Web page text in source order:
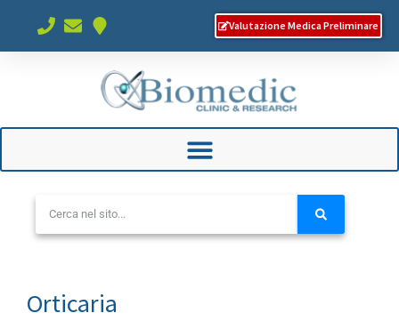
Valutazione Medica Preliminare
Orticaria